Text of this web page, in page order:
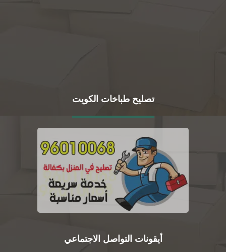
تصليح طباخات الكويت
أيقونات التواصل الاجتماعي